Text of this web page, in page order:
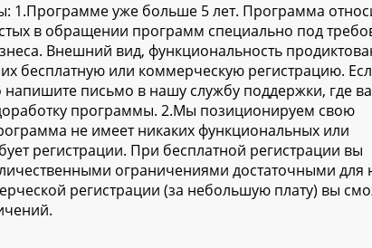
1.Программе уже больше 5 лет. Программа
в обращении программ специально под
Внешний вид, функциональность
бесплатную или коммерческую регистрацию.
письмо в нашу службу поддержки, где
программы. 2.Мы позиционируем свою
не имеет никаких функциональных или
регистрации. При бесплатной регистрации вы
ограничениями достаточными для
регистрации (за небольшую плату) вы